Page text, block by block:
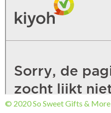
© 2020 So Sweet Gifts & More